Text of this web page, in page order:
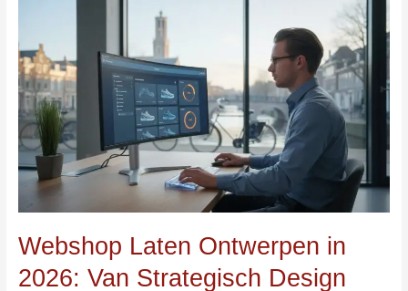
Webshop Laten Ontwerpen in
2026: Van Strategisch Design
Ontwerpen
in
2026:
Van
Strategisch
Design
naar
Online